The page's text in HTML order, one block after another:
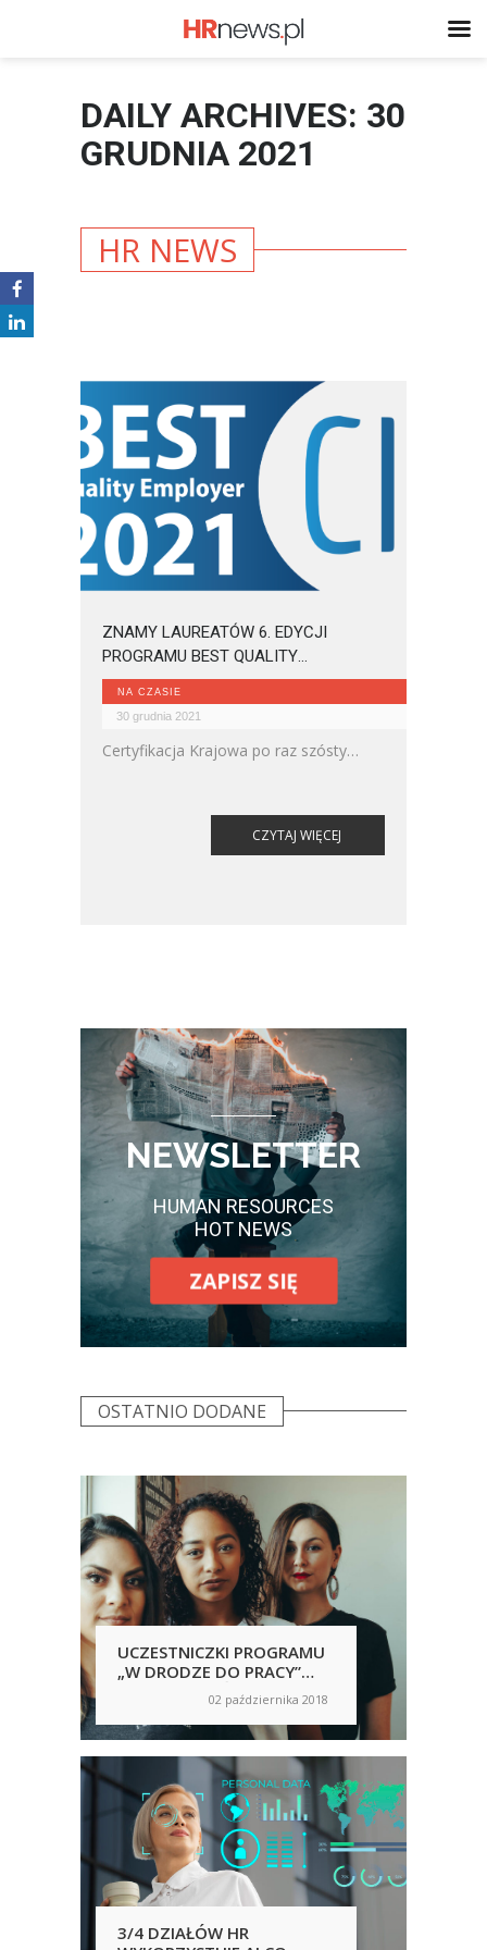
DAILY ARCHIVES: 30
GRUDNIA 2021
HR NEWS
ZNAMY LAUREATÓW 6. EDYCJI
PROGRAMU BEST QUALITY
EMPLOYER!
NA CZASIE
30 grudnia 2021
Certyfikacja Krajowa po raz szósty
laureatów się znalazły się
przedsiębiorstwa z różnych branż.
CZYTAJ WIĘCEJ
NEWSLETTER
HUMAN RESOURCES
HOT NEWS
ZAPISZ SIĘ
OSTATNIO DODANE
UCZESTNICZKI PROGRAMU
„W DRODZE DO PRACY”
WRACAJĄ NA ŚCIEŻKĘ
KARIERY ZAWODOWEJ
02 października 2018
3/4 DZIAŁÓW HR